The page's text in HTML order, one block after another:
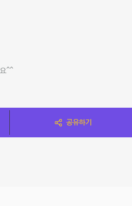
^^
공유하기